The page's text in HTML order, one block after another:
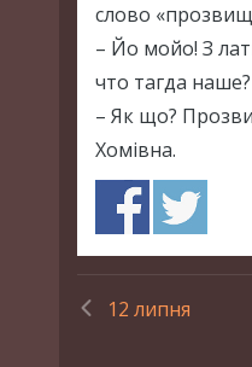
слово
– Йо мойо! З
что тагда наше?
– Як що?
Хомівна.
12 липня